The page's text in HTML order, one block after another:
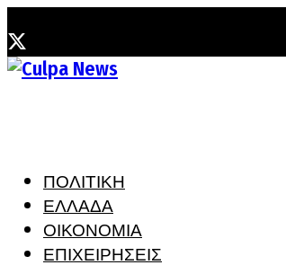
ΠΟΛΙΤΙΚΗ
ΕΛΛΑΔΑ
ΟΙΚΟΝΟΜΙΑ
ΕΠΙΧΕΙΡΗΣΕΙΣ